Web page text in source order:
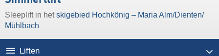
Sleeplift in hetskigebied Hochkönig – Maria Alm/​Dienten/​
Mühlbach
Liften